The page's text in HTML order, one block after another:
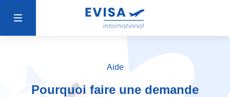
Aide
Pourquoi faire une demande